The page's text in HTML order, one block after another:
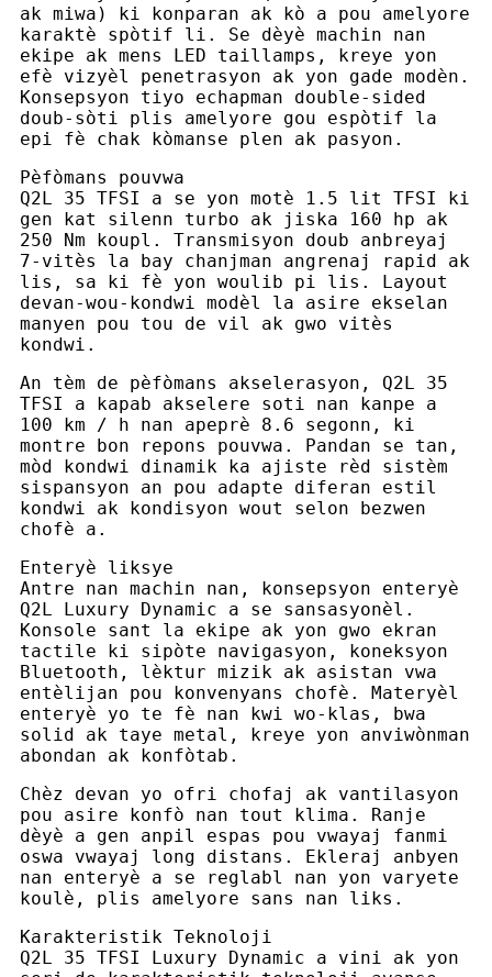
ak miwa) ki konparan ak kò a pou amelyore
karaktè spòtif li. Se dèyè machin nan
ekipe ak mens LED taillamps, kreye yon
efè vizyèl penetrasyon ak yon gade modèn.
Konsepsyon tiyo echapman double-sided
doub-sòti plis amelyore gou espòtif la
epi fè chak kòmanse plen ak pasyon.
Pèfòmans pouvwa
Q2L 35 TFSI a se yon motè 1.5 lit TFSI ki
gen kat silenn turbo ak jiska 160 hp ak
250 Nm koupl. Transmisyon doub anbreyaj
7-vitès la bay chanjman angrenaj rapid ak
lis, sa ki fè yon woulib pi lis. Layout
devan-wou-kondwi modèl la asire ekselan
manyen pou tou de vil ak gwo vitès
kondwi.
An tèm de pèfòmans akselerasyon, Q2L 35
TFSI a kapab akselere soti nan kanpe a
100 km / h nan apeprè 8.6 segonn, ki
montre bon repons pouvwa. Pandan se tan,
mòd kondwi dinamik ka ajiste rèd sistèm
sispansyon an pou adapte diferan estil
kondwi ak kondisyon wout selon bezwen
chofè a.
Enteryè liksye
Antre nan machin nan, konsepsyon enteryè
Q2L Luxury Dynamic a se sansasyonèl.
Konsole sant la ekipe ak yon gwo ekran
tactile ki sipòte navigasyon, koneksyon
Bluetooth, lèktur mizik ak asistan vwa
entèlijan pou konvenyans chofè. Materyèl
enteryè yo te fè nan kwi wo-klas, bwa
solid ak taye metal, kreye yon anviwònman
abondan ak konfòtab.
Chèz devan yo ofri chofaj ak vantilasyon
pou asire konfò nan tout klima. Ranje
dèyè a gen anpil espas pou vwayaj fanmi
oswa vwayaj long distans. Ekleraj anbyen
nan enteryè a se reglabl nan yon varyete
koulè, plis amelyore sans nan liks.
Karakteristik Teknoloji
Q2L 35 TFSI Luxury Dynamic a vini ak yon